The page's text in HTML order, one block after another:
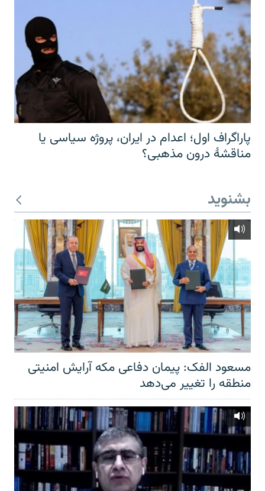
پاراگراف اول؛ اعدام در ایران، پروژه سیاسی یا
مناقشهٔ درون مذهبی؟
بشنوید
مسعود الفک: پیمان دفاعی مکه آرایش امنیتی
منطقه را تغییر می‌دهد